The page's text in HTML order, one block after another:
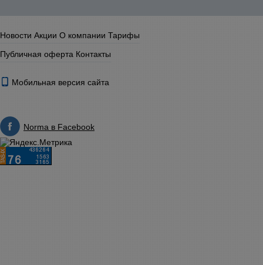
Новости Акции О компании Тарифы
Публичная оферта Контакты
Мобильная версия сайта
Norma в Facebook